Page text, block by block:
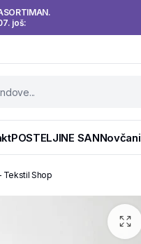
još:
POSTELJINE SAN
Tekstil Shop